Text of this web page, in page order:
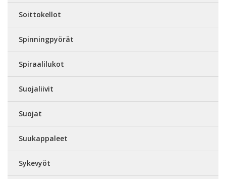
Soittokellot
Spinningpyörät
Spiraalilukot
Suojaliivit
Suojat
Suukappaleet
Sykevyöt